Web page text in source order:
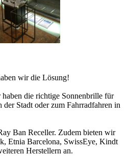
wir die Lösung!
die richtige Sonnenbrille für
Stadt oder zum Fahrradfahren in
Ban Receller. Zudem bieten wir
Etnia Barcelona, SwissEye, Kindt
Herstellern an.